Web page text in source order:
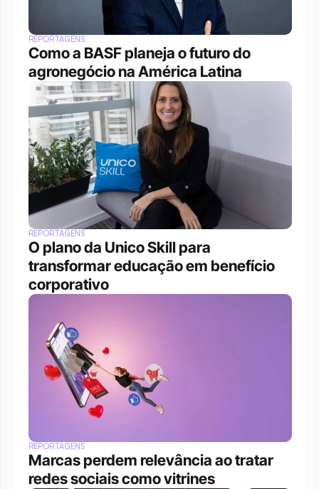
REPORTAGENS
Como a BASF planeja o futuro do
agronegócio na América Latina
REPORTAGENS
O plano da Unico Skill para
transformar educação em benefício
corporativo
REPORTAGENS
Marcas perdem relevância ao tratar
redes sociais como vitrines